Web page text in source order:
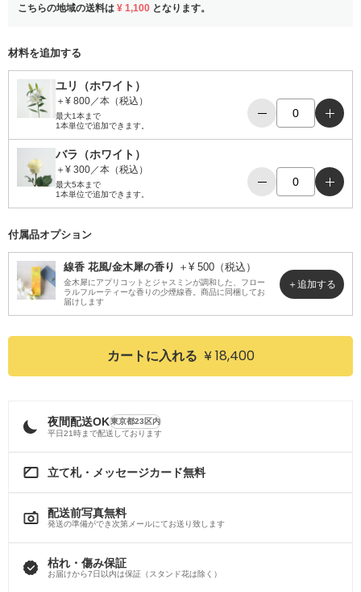
こちらの地域の送料は ¥ 1,100 となります。
材料を追加する
ユリ（ホワイト）
＋¥ 800／本（税込）
最大1本まで
1本単位で追加できます。
− ＋
バラ（ホワイト）
＋¥ 300／本（税込）
最大5本まで
1本単位で追加できます。
− ＋
付属品オプション
線香 花風/金木犀の香り ＋¥ 500（税込）
金木犀にアプリコットとジャスミンが調和した、フロー
ラルフルーティーな香りの少煙線香。商品に同梱してお
届けします
カートに入れる ¥ 18,400
夜間配送OK東京都23区内
平日21時まで配送しております
立て札・メッセージカード無料
配送前写真無料
発送の準備ができ次第メールにてお送り致します
枯れ・傷み保証
お届けから7日以内は保証（スタンド花は除く）